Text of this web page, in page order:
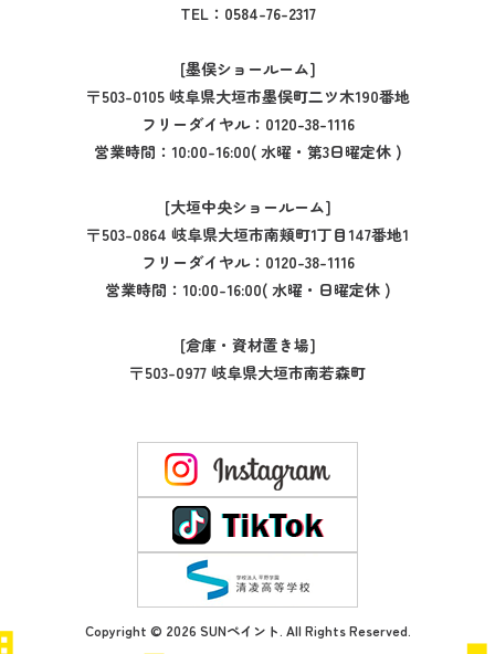
TEL： 0584-76-2317
[墨俣ショールーム]
〒503-0105 岐阜県大垣市墨俣町二ツ木190番地
フリーダイヤル： 0120-38-1116
営業時間：10:00-16:00( 水曜・第3日曜定休 )
[大垣中央ショールーム]
〒503-0864 岐阜県大垣市南頬町1丁目147番地1
フリーダイヤル： 0120-38-1116
営業時間：10:00-16:00( 水曜・日曜定休 )
[倉庫・資材置き場]
〒503-0977 岐阜県大垣市南若森町
Copyright © 2026 SUNペイント. All Rights Reserved.